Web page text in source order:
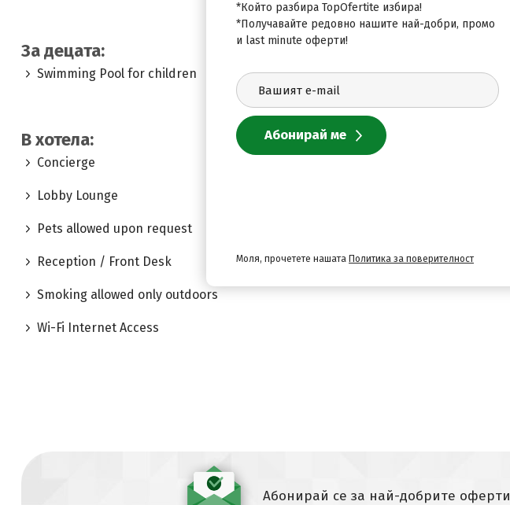
За децата:
Swimming Pool for children
В хотела:
Concierge
Lobby Lounge
Pets allowed upon request
Reception / Front Desk
Smoking allowed only outdoors
Wi-Fi Internet Access
Абонирай се за най-добрите оферти
*Който разбира TopOfertite избира!
*Получавайте редовно нашите най-добри, промо
и last minute оферти!
Моля, прочетете нашата Политика за поверителност